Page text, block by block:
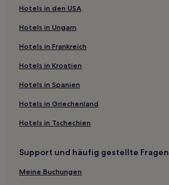
Hotels in den USA
Hotels in Ungarn
Hotels in Frankreich
Hotels in Kroatien
Hotels in Spanien
Hotels in Griechenland
Hotels in Tschechien
Support und häufig gestellte Fragen
Meine Buchungen